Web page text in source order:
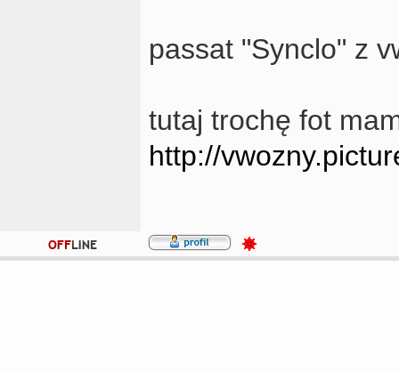
passat "Synclo" z
tutaj trochę fot
http://